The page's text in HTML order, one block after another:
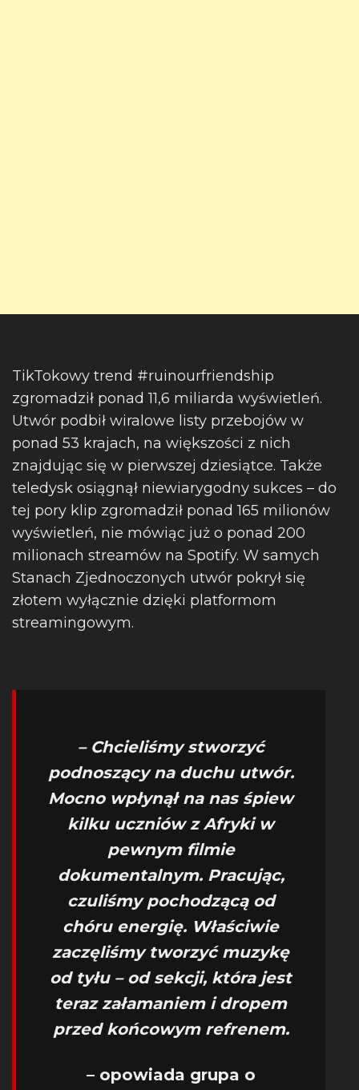
TikTokowy trend #ruinourfriendship
zgromadził ponad 11,6 miliarda wyświetleń.
Utwór podbił wiralowe listy przebojów w
ponad 53 krajach, na większości z nich
znajdując się w pierwszej dziesiątce. Także
teledysk osiągnął niewiarygodny sukces – do
tej pory klip zgromadził ponad 165 milionów
wyświetleń, nie mówiąc już o ponad 200
milionach streamów na Spotify. W samych
Stanach Zjednoczonych utwór pokrył się
złotem wyłącznie dzięki platformom
streamingowym.
– Chcieliśmy stworzyć
podnoszący na duchu utwór.
Mocno wpłynął na nas śpiew
kilku uczniów z Afryki w
pewnym filmie
dokumentalnym. Pracując,
czuliśmy pochodzącą od
chóru energię. Właściwie
zaczęliśmy tworzyć muzykę
od tyłu – od sekcji, która jest
teraz załamaniem i dropem
przed końcowym refrenem.
– opowiada grupa o